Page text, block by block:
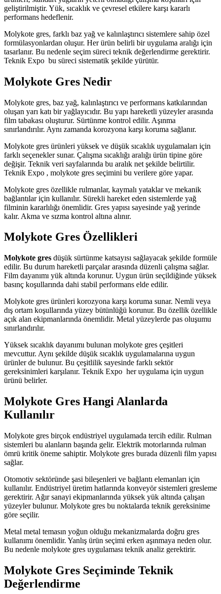
geliştirilmiştir. Yük, sıcaklık ve çevresel etkilere karşı kararlı
performans hedeflenir.
Molykote gres, farklı baz yağ ve kalınlaştırıcı sistemlere sahip özel
formülasyonlardan oluşur. Her ürün belirli bir uygulama aralığı için
tasarlanır. Bu nedenle seçim süreci teknik değerlendirme gerektirir.
Teknik Expo bu süreci sistematik şekilde yürütür.
Molykote Gres Nedir
Molykote gres, baz yağ, kalınlaştırıcı ve performans katkılarından
oluşan yarı katı bir yağlayıcıdır. Bu yapı hareketli yüzeyler arasında
film tabakası oluşturur. Sürtünme kontrol edilir. Aşınma
sınırlandırılır. Aynı zamanda korozyona karşı koruma sağlanır.
Molykote gres ürünleri yüksek ve düşük sıcaklık uygulamaları için
farklı seçenekler sunar. Çalışma sıcaklığı aralığı ürün tipine göre
değişir. Teknik veri sayfalarında bu aralık net şekilde belirtilir.
Teknik Expo , molykote gres seçimini bu verilere göre yapar.
Molykote gres özellikle rulmanlar, kaymalı yataklar ve mekanik
bağlantılar için kullanılır. Sürekli hareket eden sistemlerde yağ
filminin kararlılığı önemlidir. Gres yapısı sayesinde yağ yerinde
kalır. Akma ve sızma kontrol altına alınır.
Molykote Gres Özellikleri
Molykote gres düşük sürtünme katsayısı sağlayacak şekilde formüle
edilir. Bu durum hareketli parçalar arasında düzenli çalışma sağlar.
Film dayanımı yük altında korunur. Uygun ürün seçildiğinde yüksek
basınç koşullarında dahi stabil performans elde edilir.
Molykote gres ürünleri korozyona karşı koruma sunar. Nemli veya
dış ortam koşullarında yüzey bütünlüğü korunur. Bu özellik özellikle
açık alan ekipmanlarında önemlidir. Metal yüzeylerde pas oluşumu
sınırlandırılır.
Yüksek sıcaklık dayanımı bulunan molykote gres çeşitleri
mevcuttur. Aynı şekilde düşük sıcaklık uygulamalarına uygun
ürünler de bulunur. Bu çeşitlilik sayesinde farklı sektör
gereksinimleri karşılanır. Teknik Expo her uygulama için uygun
ürünü belirler.
Molykote Gres Hangi Alanlarda
Kullanılır
Molykote gres birçok endüstriyel uygulamada tercih edilir. Rulman
sistemleri bu alanların başında gelir. Elektrik motorlarında rulman
ömrü kritik öneme sahiptir. Molykote gres burada düzenli film yapısı
sağlar.
Otomotiv sektöründe şasi bileşenleri ve bağlantı elemanları için
kullanılır. Endüstriyel üretim hatlarında konveyör sistemleri gresleme
gerektirir. Ağır sanayi ekipmanlarında yüksek yük altında çalışan
yüzeyler bulunur. Molykote gres bu noktalarda teknik gereksinime
göre seçilir.
Metal metal temasın yoğun olduğu mekanizmalarda doğru gres
kullanımı önemlidir. Yanlış ürün seçimi erken aşınmaya neden olur.
Bu nedenle molykote gres uygulaması teknik analiz gerektirir.
Molykote Gres Seçiminde Teknik
Değerlendirme